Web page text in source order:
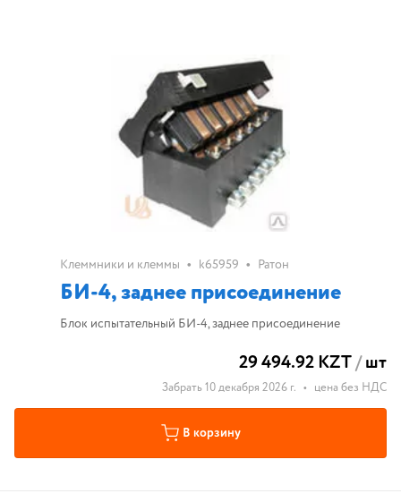
Клеммники и клеммы • k65959 • Ратон
БИ-4, заднее присоединение
Блок испытательный БИ-4, заднее присоединение
29 494.92 KZT/шт
Забрать 10 декабря 2026 г. • цена без НДС
В корзину